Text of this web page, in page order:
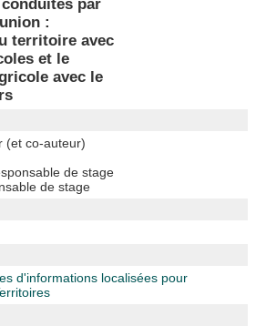
par
:
territoire avec
et le
avec le
(et co-auteur)
de stage
de stage
d'informations localisées pour